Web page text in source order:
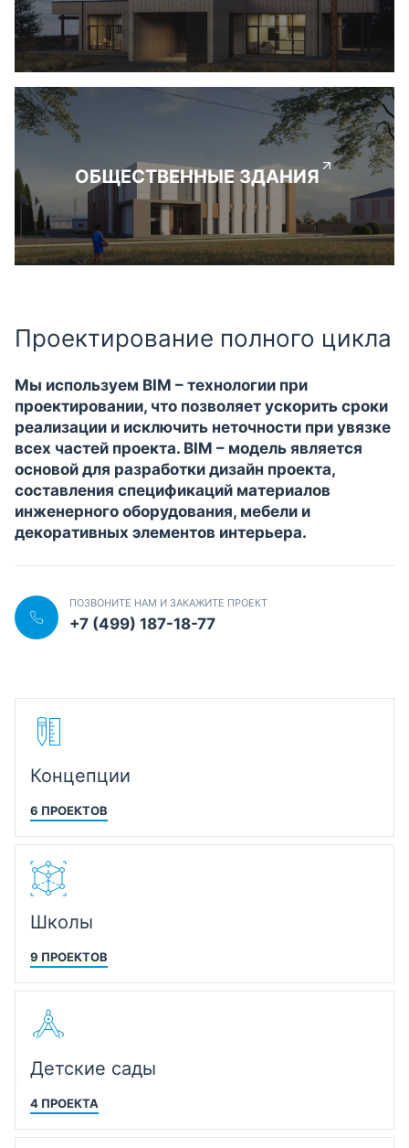
ОБЩЕСТВЕННЫЕ ЗДАНИЯ
Проектирование полного цикла
Мы используем BIM – технологии при
проектировании, что позволяет ускорить сроки
реализации и исключить неточности при увязке
всех частей проекта. BIM – модель является
основой для разработки дизайн проекта,
составления спецификаций материалов
инженерного оборудования, мебели и
декоративных элементов интерьера.
ПОЗВОНИТЕ НАМ И ЗАКАЖИТЕ ПРОЕКТ
+7 (499) 187-18-77
Концепции
6 ПРОЕКТОВ
Школы
9 ПРОЕКТОВ
Детские сады
4 ПРОЕКТА